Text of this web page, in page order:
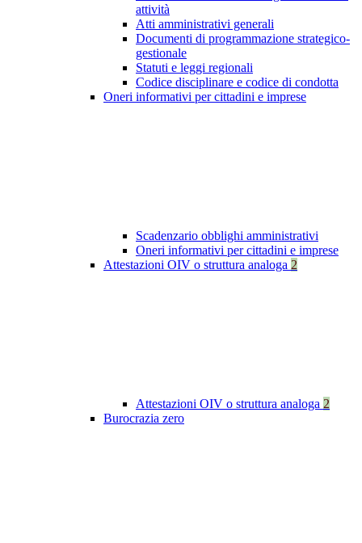
attività
Atti amministrativi generali
Documenti di programmazione strategico-
gestionale
Statuti e leggi regionali
Codice disciplinare e codice di condotta
Oneri informativi per cittadini e imprese
Scadenzario obblighi amministrativi
Oneri informativi per cittadini e imprese
Attestazioni OIV o struttura analoga 2
Attestazioni OIV o struttura analoga 2
Burocrazia zero